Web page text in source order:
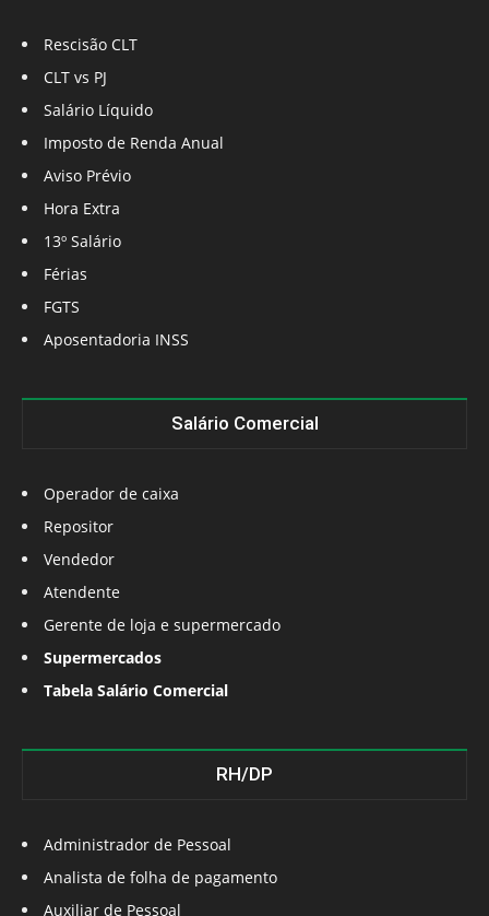
Rescisão CLT
CLT vs PJ
Salário Líquido
Imposto de Renda Anual
Aviso Prévio
Hora Extra
13º Salário
Férias
FGTS
Aposentadoria INSS
Salário Comercial
Operador de caixa
Repositor
Vendedor
Atendente
Gerente de loja e supermercado
Supermercados
Tabela Salário Comercial
RH/DP
Administrador de Pessoal
Analista de folha de pagamento
Auxiliar de Pessoal